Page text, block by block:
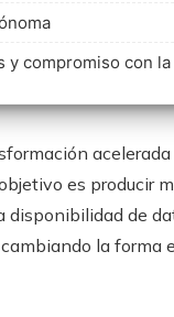
y compromiso con
es producir
de
la forma